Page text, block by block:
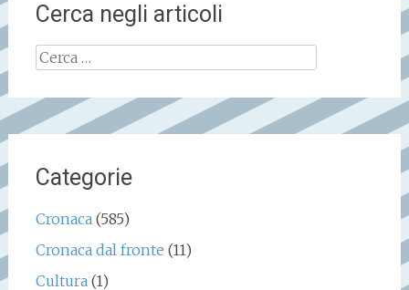
Cerca negli articoli
Ricerca
Categorie
Cronaca(585)
Cronaca dal fronte (11)
Cultura(1)